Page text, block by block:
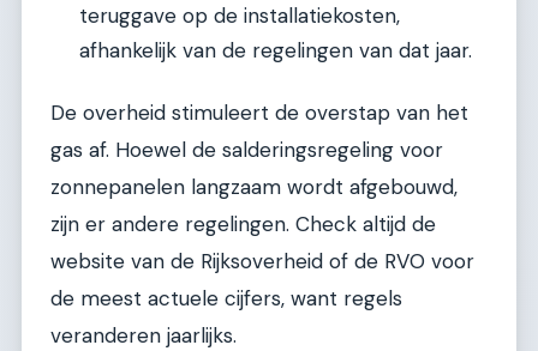
teruggave op de installatiekosten,
afhankelijk van de regelingen van dat jaar.
De overheid stimuleert de overstap van het
gas af. Hoewel de salderingsregeling voor
zonnepanelen langzaam wordt afgebouwd,
zijn er andere regelingen. Check altijd de
website van de Rijksoverheid of de RVO voor
de meest actuele cijfers, want regels
veranderen jaarlijks.